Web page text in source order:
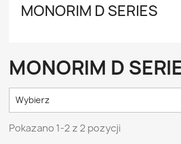
MONORIM D SERIES
MONORIM D
Wybierz
Pokazano 1-2 z 2 pozycji